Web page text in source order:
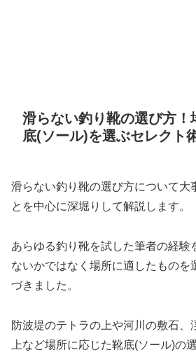
滑らない釣り靴の選び方！
底(ソール)を選ぶセレクト
滑らない釣り靴の選び方について大
とを中心に深堀りして解説します。
あらゆる釣り靴を試した筆者の経験
ないかではなく場所に適したものを
づきました。
防波堤のテトラの上や河川の敷石、
上など場所に応じた靴底(ソール)の